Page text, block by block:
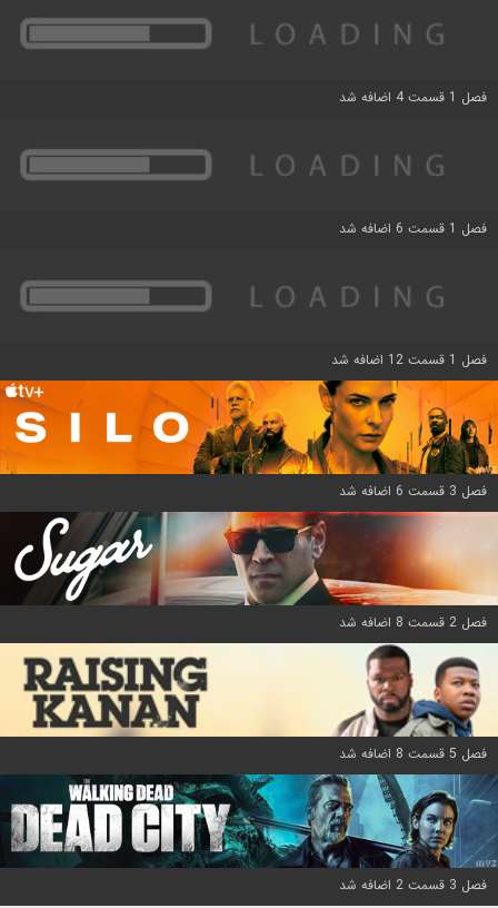
فصل 1 قسمت 4 اضافه شد
فصل 1 قسمت 6 اضافه شد
فصل 1 قسمت 12 اضافه شد
فصل 3 قسمت 6 اضافه شد
فصل 2 قسمت 8 اضافه شد
فصل 5 قسمت 8 اضافه شد
فصل 3 قسمت 2 اضافه شد